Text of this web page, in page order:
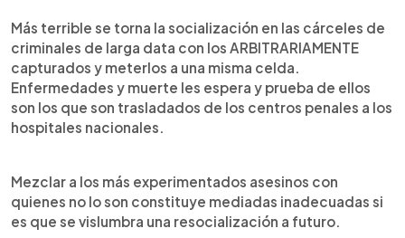
Más terrible se torna la socialización en las cárceles de
criminales de larga data con los ARBITRARIAMENTE
capturados y meterlos a una misma celda.
Enfermedades y muerte les espera y prueba de ellos
son los que son trasladados de los centros penales a los
hospitales nacionales.
Mezclar a los más experimentados asesinos con
quienes no lo son constituye mediadas inadecuadas si
es que se vislumbra una resocialización a futuro.